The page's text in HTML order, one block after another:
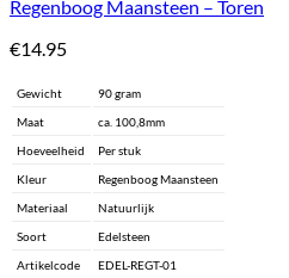
Regenboog Maansteen – Toren
€14.95
Gewicht
90 gram
Maat
ca. 100,8mm
Hoeveelheid
Per stuk
Kleur
Regenboog Maansteen
Materiaal
Natuurlijk
Soort
Edelsteen
Artikelcode
EDEL-REGT-01